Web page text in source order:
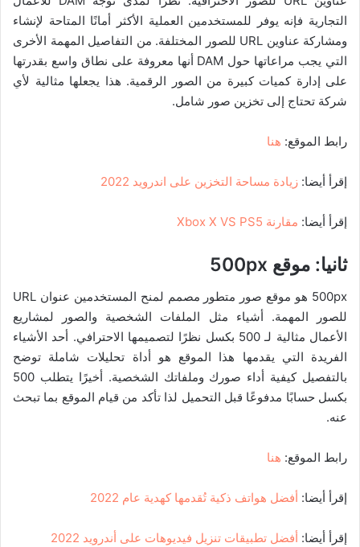
التجارية فإنه يوفر للمستخدمين العملية الأكثر أمانًا المتاحة لإنشاء
ومشاركة عناوين URL للصور المختلفة. من التفاصيل المهمة الأخرى
التي يجب مراعاتها حول DAM أنها معروفة على نطاق واسع بقدرتها
على إدارة كميات كبيرة من الصور الرقمية. هذا يجعلها مثالية لأي
شركة تحتاج إلى تخزين صور شامل.
رابط الموقع: هنا
إقرأ أيضا: زيادة مساحة التخزين على اندرويد 2022
إقرأ أيضا: مقارنة Xbox X VS PS5
ثانيا: موقع 500px
500px هو موقع صور متطور مصمم لمنح المستخدمين عنوان URL
للصور المهمة. أشياء مثل الملفات الشخصية والصور لمشاريع
الأعمال مثالية لـ 500 بكسل نظرًا لتصميمها الاحترافي. أحد الأشياء
الفريدة التي يقدمها هذا الموقع هو أداة تحليلات شاملة توضح
بالتفصيل كيفية أداء صورك وملفاتك الشخصية. أخيرًا يتطلب 500
بكسل حسابًا مدفوعًا قبل التحميل لذا تأكد من قيام الموقع بما تبحث
عنه.
رابط الموقع: هنا
إقرأ أيضا: أفضل هواتف ذكية تُقدمها كهدية عام 2022
إقرأ أيضا: أفضل تطبيقات تنزيل فيديوهات على أندرويد 2022